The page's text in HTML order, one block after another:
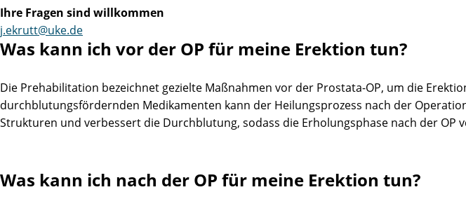
Ihre Fragen sind willkommen
j.ekrutt@uke.de
Was kann ich vor der OP für meine Erektion tun?
Die Prehabilitation bezeichnet gezielte Maßnahmen vor der Prostata-OP, um die
durchblutungsfördernden Medikamenten kann der Heilungsprozess nach der
Strukturen und verbessert die Durchblutung, sodass die Erholungsphase nach der
Was kann ich nach der OP für meine Erektion tun?